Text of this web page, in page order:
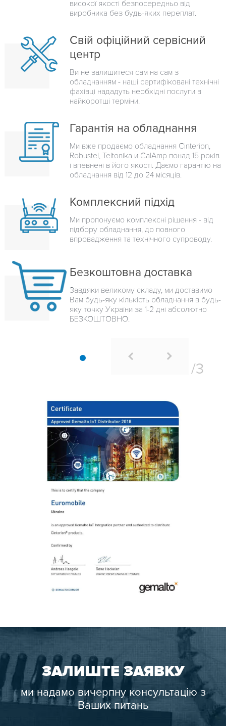
високої якості безпосередньо від
виробника без будь-яких переплат.
Свій офіційний сервісний
центр
Ви не залишитеся сам на сам з
обладнанням - наші сертифіковані технічні
фахівці нададуть необхідні послуги в
найкоротші терміни.
Гарантія на обладнання
Ми вже продаємо обладнання Cinterion,
Robustel, Teltonika и CalAmp понад 15 років
і впевнені в його якості. Даємо гарантію на
обладнання від 12 до 24 місяців.
Комплексний підхід
Ми пропонуємо комплексні рішення - від
підбору обладнання, до повного
впровадження та технічного супроводу.
Безкоштовна доставка
Завдяки великому складу, ми доставимо
Вам будь-яку кількість обладнання в будь-
яку точку України за 1-2 дні абсолютно
БЕЗКОШТОВНО.
ЗАЛИШТЕ ЗАЯВКУ
ми надамо вичерпну консультацію з
Ваших питань